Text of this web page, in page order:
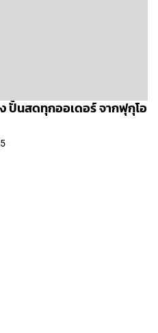
ปั้นสดทุกออเดอร์ จากฟุกุโอ